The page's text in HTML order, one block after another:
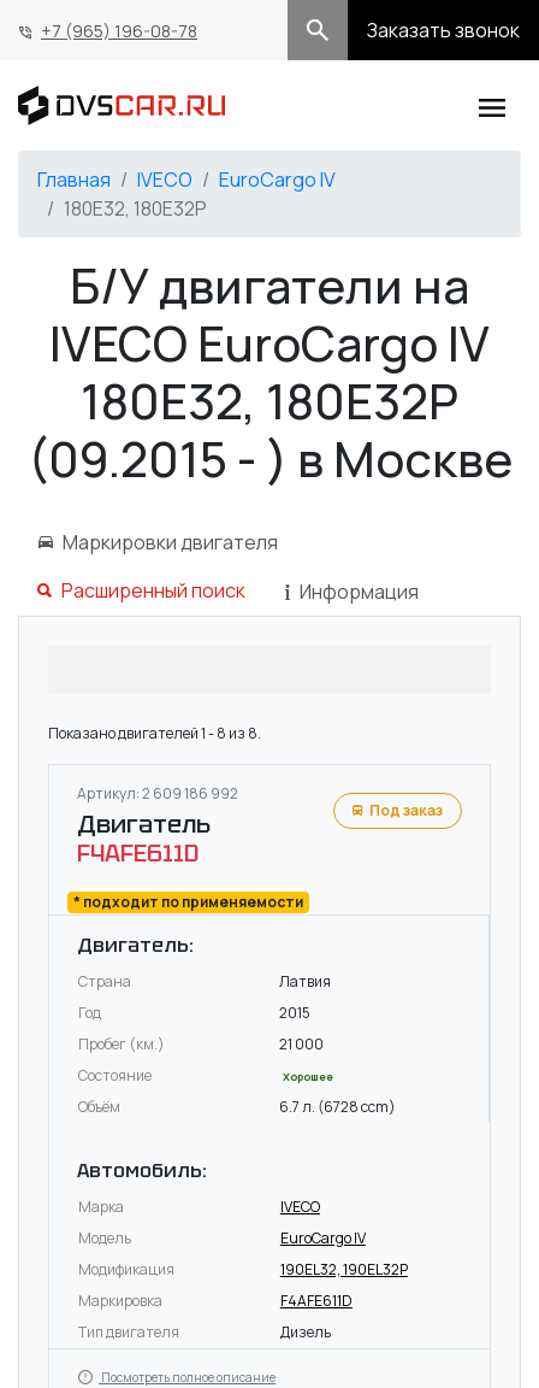
+7 (965) 196-08-78 Заказать звонок
Главная IVECO
EuroCargo IV
180E32, 180E32P
Б/У двигатели на
IVECO EuroCargo IV
180E32, 180E32P
(09.2015 - ) в Москве
Маркировки двигателя
Расширенный поиск
Информация
Показано двигателей 1 - 8 из 8.
Артикул: 2 609 186 992
Двигатель
F4AFE611D
* подходит по применяемости
Под заказ
Двигатель:
Страна
Латвия
Год
2015
Пробег (км.)
21 000
Состояние
Хорошее
Объём 6.7 л. (6728 ccm)
Автомобиль:
Марка
IVECO
Модель
EuroCargo IV
Модификация
190EL32, 190EL32P
Маркировка
F4AFE611D
Тип двигателя
Дизель
Посмотреть полное описание